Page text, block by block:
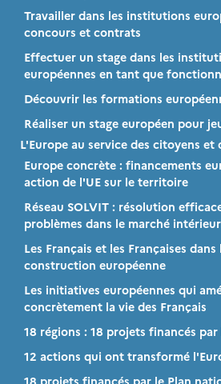
Travailler dans les institutions
concours et contrats
Effectuer un stage dans les
européennes en tant que
Découvrir les formations
Réaliser un stage européen pour
L'Europe au service des citoyens et
Europe concrète : financements
action de l'UE sur le territoire
Réseau SOLVIT : résolution
problèmes dans le marché intérieur
Les Français et les Françaises dans
construction européenne
Les initiatives européennes qui
concrètement la vie des Français
18 régions : 18 projets financés
12 actions qui ont transformé